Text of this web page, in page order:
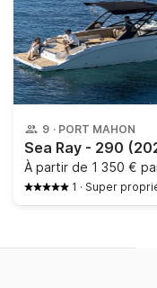
9 · PORT MAHON
Sea Ray - 290
À partir de 1 350 €
1 · Super